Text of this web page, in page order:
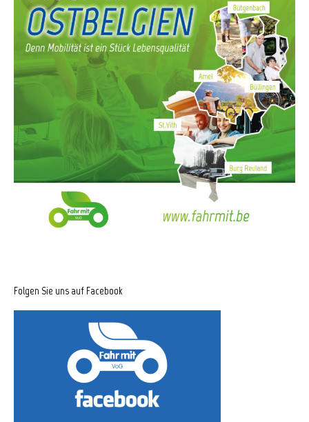
Folgen Sie uns auf Facebook